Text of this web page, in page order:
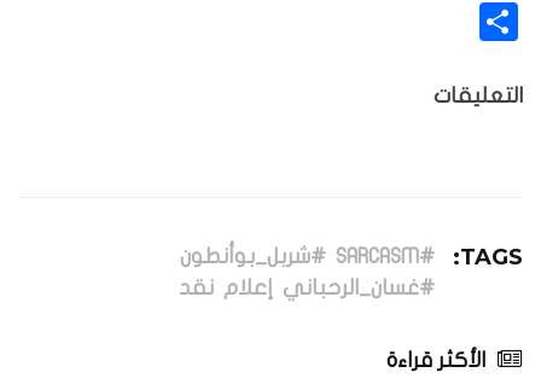
التعليقات
TAGS:
#SARCASM
#شربل_بوأنطون
#غسان_الرحباني
إعلام نقد
الأكثر قراءة